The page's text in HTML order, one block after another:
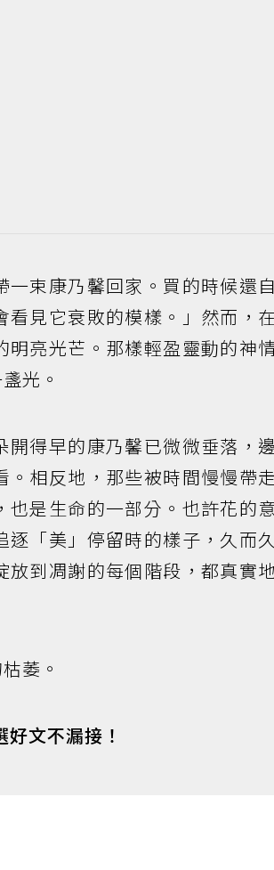
束康乃馨回家。買的時候還
見它衰敗的模樣。」然而，
亮光芒。那樣輕盈靈動的神
光。
得早的康乃馨已微微垂落，
相反地，那些被時間慢慢帶
是生命的一部分。也許花的
「美」停留時的樣子，久而
到凋謝的每個階段，都真實
萎。
文不漏接！